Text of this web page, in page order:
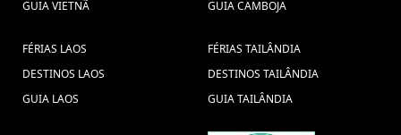
Tailandia (1) ,
Férias no Vietname (1) ,Thingyan festival
(1) ,
Viagens Camboja (1) ,
Mercados Hanoi (1) ,
GUIA VIETNÃ
GUIA CAMBOJA
FÉRIAS LAOS
DESTINOS LAOS
GUIA LAOS
FÉRIAS TAILÂNDIA
DESTINOS TAILÂNDIA
GUIA TAILÂNDIA